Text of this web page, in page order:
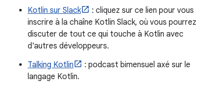
Kotlin sur Slack
: cliquez sur ce lien pour vous
inscrire à la chaîne Kotlin Slack, où vous pourrez
discuter de tout ce qui touche à Kotlin avec
d'autres développeurs.
Talking Kotlin
: podcast bimensuel axé sur le
langage Kotlin.